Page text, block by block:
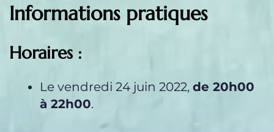
Informations pratiques
Horaires :
Le vendredi 24 juin 2022, de 20h00
à 22h00.